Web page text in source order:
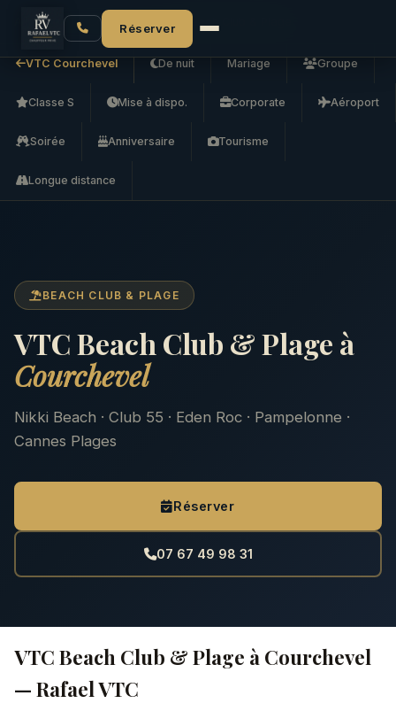
Réserver
Accueil VTC Courchevel
VTC Courchevel De nuit Mariage Groupe
Classe S Mise à dispo. Corporate Aéroport
Soirée Anniversaire Tourisme
Longue distance
BEACH CLUB & PLAGE
VTC Beach Club & Plage à
Courchevel
Nikki Beach · Club 55 · Eden Roc · Pampelonne ·
Cannes Plages
Réserver
07 67 49 98 31
VTC Beach Club & Plage à Courchevel
— Rafael VTC